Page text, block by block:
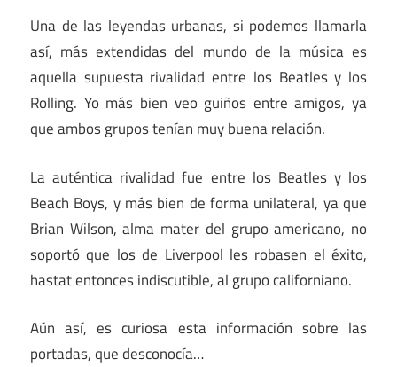
Una de las leyendas urbanas, si podemos llamarla
así, más extendidas del mundo de la música es
aquella supuesta rivalidad entre los Beatles y los
Rolling. Yo más bien veo guiños entre amigos, ya
que ambos grupos tenían muy buena relación.
La auténtica rivalidad fue entre los Beatles y los
Beach Boys, y más bien de forma unilateral, ya que
Brian Wilson, alma mater del grupo americano, no
soportó que los de Liverpool les robasen el éxito,
hastat entonces indiscutible, al grupo californiano.
Aún así, es curiosa esta información sobre las
portadas, que desconocía…